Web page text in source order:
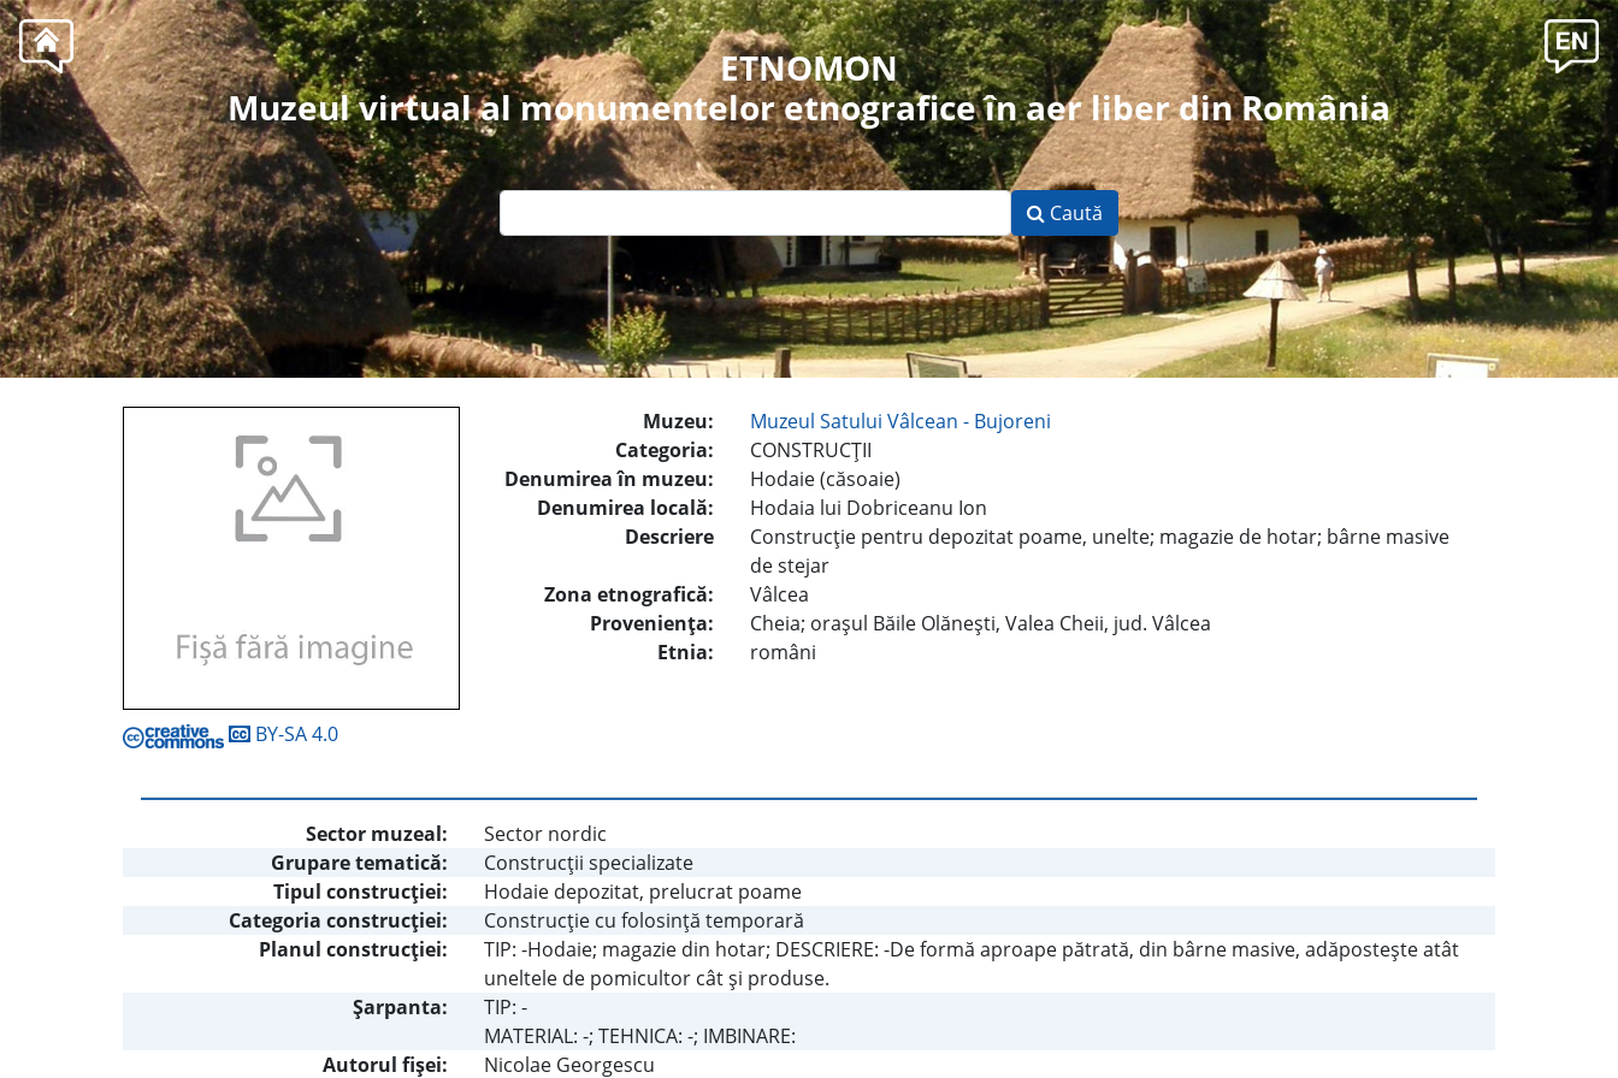
ETNOMON
Muzeul virtual al monumentelor etnografice în aer liber din România
Caută
BY-SA 4.0
Muzeu:
Muzeul Satului Vâlcean - Bujoreni
Categoria:
CONSTRUCŢII
Denumirea în muzeu:
Hodaie (căsoaie)
Denumirea locală:
Hodaia lui Dobriceanu Ion
Descriere
Construcţie pentru depozitat poame, unelte; magazie de hotar; bârne masive
de stejar
Zona etnografică:
Vâlcea
Provenienţa:
Cheia; oraşul Băile Olăneşti, Valea Cheii, jud. Vâlcea
Etnia:
români
Sector muzeal:
Sector nordic
Grupare tematică:
Construcţii specializate
Tipul construcţiei:
Hodaie depozitat, prelucrat poame
Categoria construcţiei:
Construcţie cu folosinţă temporară
Planul construcţiei:
TIP: -Hodaie; magazie din hotar; DESCRIERE: -De formă aproape pătrată, din bârne masive, adăposteşte atât
uneltele de pomicultor cât şi produse.
Şarpanta:
TIP: -
MATERIAL: -; TEHNICA: -; IMBINARE:
Autorul fişei:
Nicolae Georgescu